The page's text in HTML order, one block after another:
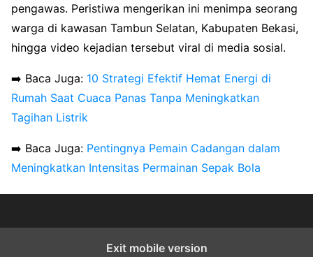
pengawas. Peristiwa mengerikan ini menimpa seorang
warga di kawasan Tambun Selatan, Kabupaten Bekasi,
hingga video kejadian tersebut viral di media sosial.
➡️ Baca Juga: 10 Strategi Efektif Hemat Energi di
Rumah Saat Cuaca Panas Tanpa Meningkatkan
Tagihan Listrik
➡️ Baca Juga: Pentingnya Pemain Cadangan dalam
Meningkatkan Intensitas Permainan Sepak Bola
Exit mobile version